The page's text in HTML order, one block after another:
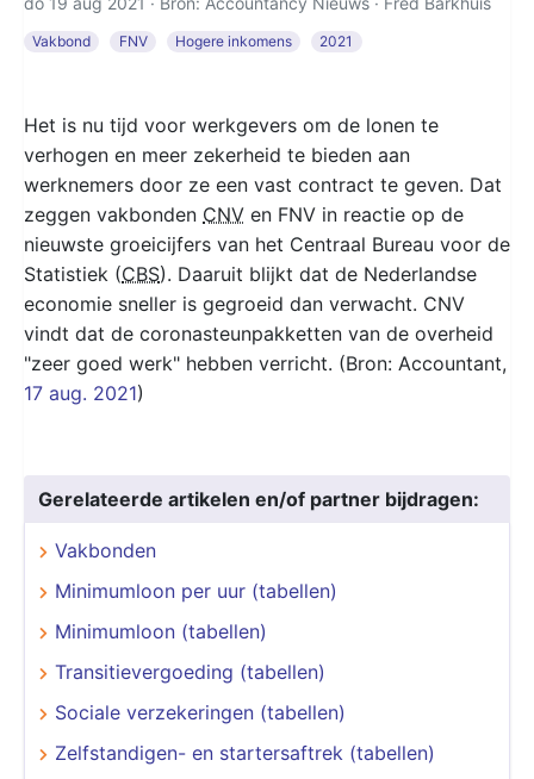
Vakbond FNV Hogere inkomens 2021
Het is nu tijd voor werkgevers om de lonen te
verhogen en meer zekerheid te bieden aan
werknemers door ze een vast contract te geven. Dat
zeggen vakbonden CNV en FNV in reactie op de
nieuwste groeicijfers van het Centraal Bureau voor de
Statistiek (CBS). Daaruit blijkt dat de Nederlandse
economie sneller is gegroeid dan verwacht. CNV
vindt dat de coronasteunpakketten van de overheid
"zeer goed werk" hebben verricht. (Bron: Accountant,
17 aug. 2021)
Gerelateerde artikelen en/of partner bijdragen:
Vakbonden
Minimumloon per uur (tabellen)
Minimumloon (tabellen)
Transitievergoeding (tabellen)
Sociale verzekeringen (tabellen)
Zelfstandigen- en startersaftrek (tabellen)